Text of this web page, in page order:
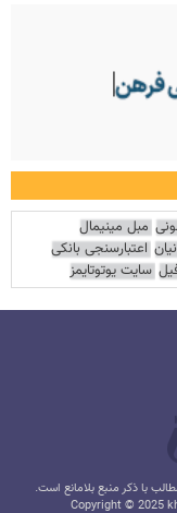
مبل مینیمال
اعتبارسنجی بانکی
سایت یوتوتایمز
با ذکر منبع بلامانع است.
Copyright © 2025